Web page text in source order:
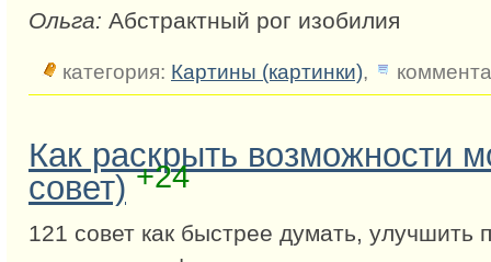
Ольга: Абстрактный рог изобилия
категория: Картины (картинки),
Как раскрыть возможности
совет) +24
121 совет как быстрее думать, улучшить